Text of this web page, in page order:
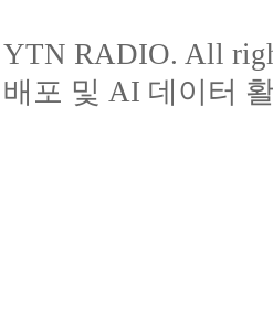
RADIO. All
포 및 AI 데이터